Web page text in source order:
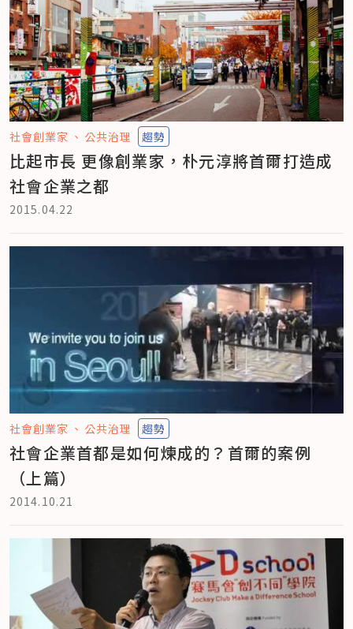
社會創業家 公共治理 趨勢
比起市長 更像創業家，朴元淳將首爾打造成
社會企業之都
2015.04.22
社會創業家 公共治理 趨勢
社會企業首都是如何煉成的？首爾的案例
（上篇）
2014.10.21